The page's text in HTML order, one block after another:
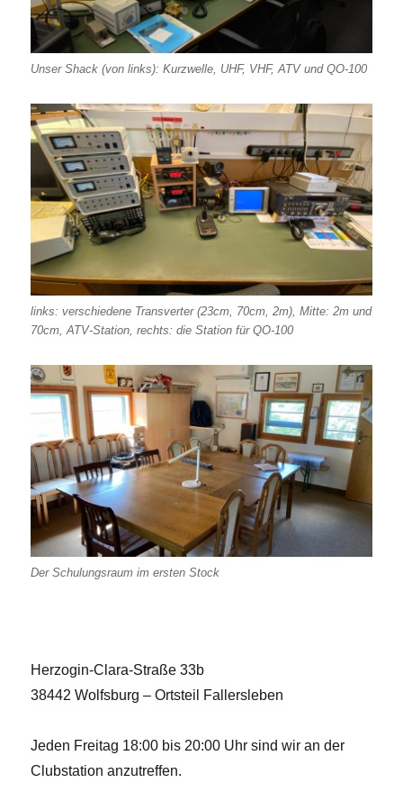
Unser Shack (von links): Kurzwelle, UHF, VHF, ATV und QO-100
links: verschiedene Transverter (23cm, 70cm, 2m), Mitte: 2m und
70cm, ATV-Station, rechts: die Station für QO-100
Der Schulungsraum im ersten Stock
Herzogin-Clara-Straße 33b
38442 Wolfsburg – Ortsteil Fallersleben
Jeden Freitag 18:00 bis 20:00 Uhr sind wir an der
Clubstation anzutreffen.